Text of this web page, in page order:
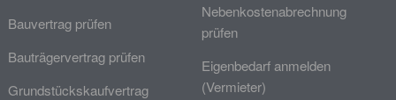
Bauvertrag prüfen
Bauträgervertrag prüfen
Grundstückskaufvertrag
Nebenkostenabrechnung
prüfen
Eigenbedarf anmelden
(Vermieter)